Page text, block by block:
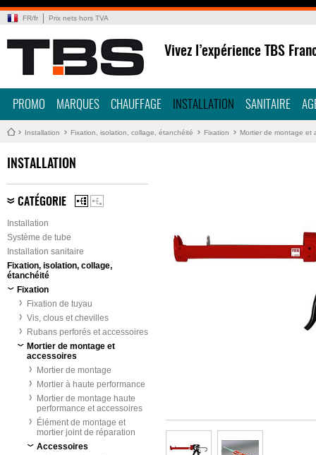
FR/fr Prix nets hors TVA
Vivez l’expérience TBS
PROMO MARQUES CHAUFFAGE INSTALLATION SANITAIRE
Installation Fixation, isolation, collage, étanchéité Fixation Mortier de montage et
INSTALLATION
CATÉGORIE
Installation
Système de tube
Installation sanitaire
Fixation, isolation, collage,
étanchéité
Fixation
Fixation de tuyau
Vis, clous et chevilles
Rubans perforés et accessoires
Mortier de montage et
accessoires
Mortier de montage
Mortier à haute performance
Mortier de montage haute
performance et accessoires
Élément de montage et
mortier joint de réparation
Accessoires